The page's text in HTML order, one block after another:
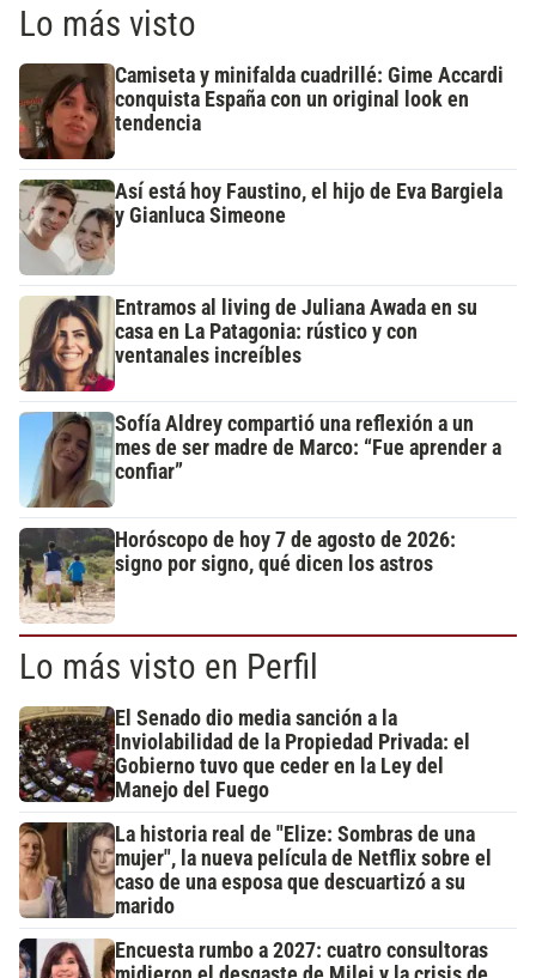
Lo más visto
Camiseta y minifalda cuadrillé: Gime Accardi
conquista España con un original look en
tendencia
Así está hoy Faustino, el hijo de Eva Bargiela
y Gianluca Simeone
Entramos al living de Juliana Awada en su
casa en La Patagonia: rústico y con
ventanales increíbles
Sofía Aldrey compartió una reflexión a un
mes de ser madre de Marco: “Fue aprender a
confiar”
Horóscopo de hoy 7 de agosto de 2026:
signo por signo, qué dicen los astros
Lo más visto en Perfil
El Senado dio media sanción a la
Inviolabilidad de la Propiedad Privada: el
Gobierno tuvo que ceder en la Ley del
Manejo del Fuego
La historia real de "Elize: Sombras de una
mujer", la nueva película de Netflix sobre el
caso de una esposa que descuartizó a su
marido
Encuesta rumbo a 2027: cuatro consultoras